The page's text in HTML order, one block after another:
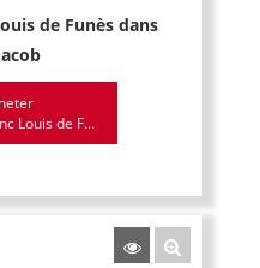
de Funès dans
Louis de F...